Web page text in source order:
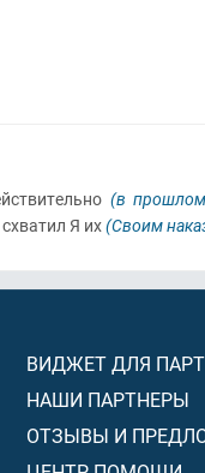
(в
Я их(Своим
ВИДЖЕТ ДЛЯ
НАШИ ПАРТНЕРЫ
ОТЗЫВЫ И